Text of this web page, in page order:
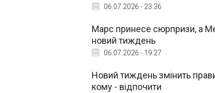
06.07.2026 - 23:36
Марс принесе сюрпризи, а
новий тиждень
06.07.2026 - 19:27
Новий тиждень змінить
кому - відпочити